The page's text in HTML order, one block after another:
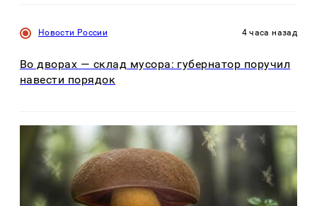
Новости России 4 часа назад
Во дворах — склад мусора: губернатор поручил
навести порядок